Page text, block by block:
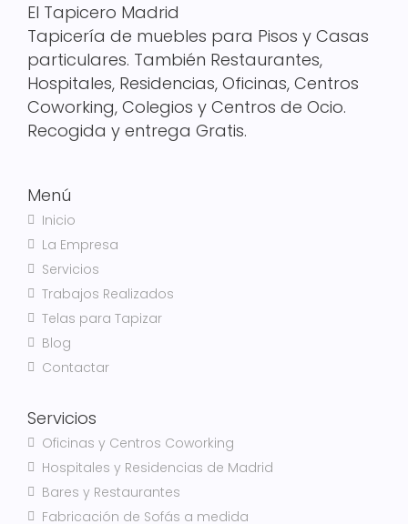
El Tapicero Madrid
Tapicería de muebles para Pisos y Casas
particulares. También Restaurantes,
Hospitales, Residencias, Oficinas, Centros
Coworking, Colegios y Centros de Ocio.
Recogida y entrega Gratis.
Menú
Inicio
La Empresa
Servicios
Trabajos Realizados
Telas para Tapizar
Blog
Contactar
Servicios
Oficinas y Centros Coworking
Hospitales y Residencias de Madrid
Bares y Restaurantes
Fabricación de Sofás a medida